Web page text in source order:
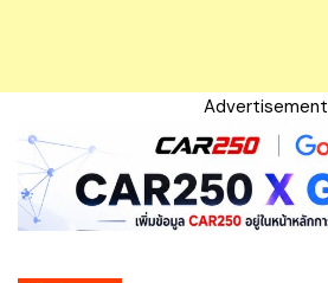
Advertisement